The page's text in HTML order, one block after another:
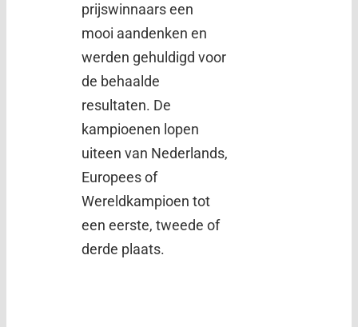
prijswinnaars een
mooi aandenken en
werden gehuldigd voor
de behaalde
resultaten. De
kampioenen lopen
uiteen van Nederlands,
Europees of
Wereldkampioen tot
een eerste, tweede of
derde plaats.